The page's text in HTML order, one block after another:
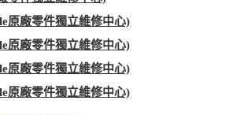
原廠零件獨立維修中心)
原廠零件獨立維修中心)
原廠零件獨立維修中心)
原廠零件獨立維修中心)